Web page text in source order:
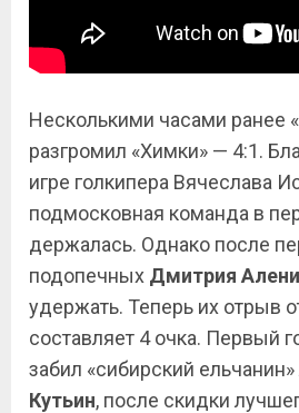
Несколькими часами ранее
разгромил «Химки» — 4:1.
игре голкипера Вячеслава
подмосковная команда в
держалась. Однако после
подопечных Дмитрия
удержать. Теперь их отрыв
составляет 4 очка. Первый
забил «сибирский ельчанин»
Кутьин, после скидки